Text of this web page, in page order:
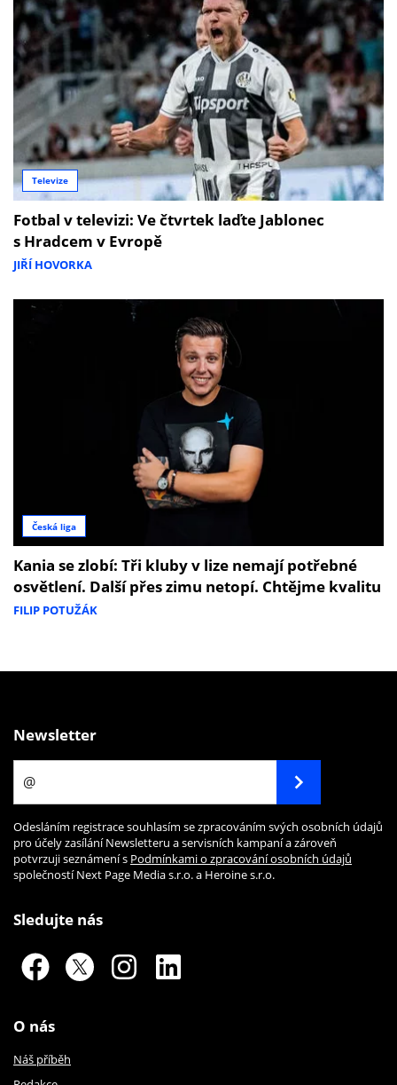
Televize
Fotbal v televizi: Ve čtvrtek laďte Jablonec
s Hradcem v Evropě
JIŘÍ HOVORKA
Česká liga
Kania se zlobí: Tři kluby v lize nemají potřebné
osvětlení. Další přes zimu netopí. Chtějme kvalitu
FILIP POTUŽÁK
Newsletter
Odesláním registrace souhlasím se zpracováním svých osobních údajů
pro účely zasílání Newsletteru a servisních kampaní a zároveň
potvrzuji seznámení s Podmínkami o zpracování osobních údajů
společností Next Page Media s.r.o. a Heroine s.r.o.
Sledujte nás
O nás
Náš příběh